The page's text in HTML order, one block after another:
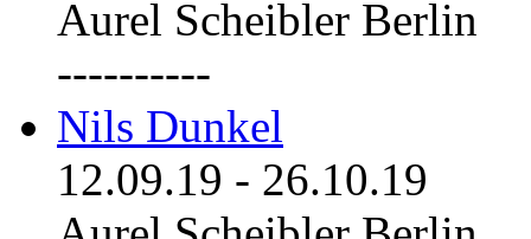
Aurel Scheibler Berlin
----------
Nils Dunkel
12.09.19 - 26.10.19